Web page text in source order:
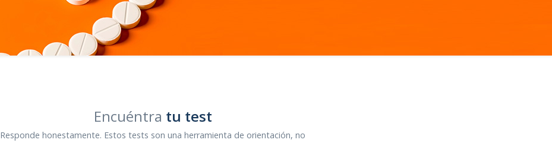
Encuéntra tu test
Responde honestamente. Estos tests son una herramienta de orientación, no